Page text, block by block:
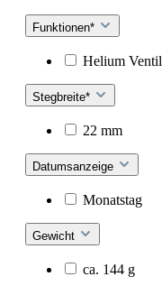
Funktionen*
Helium Ventil
Stegbreite*
22 mm
Datumsanzeige
Monatstag
Gewicht
ca. 144 g